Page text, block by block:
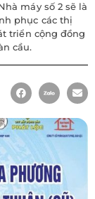
máy số 2 sẽ là
phục các thị
triển cộng đồng
cầu.